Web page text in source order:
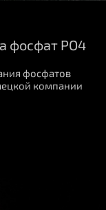
фосфат PO4
фосфатов
компании